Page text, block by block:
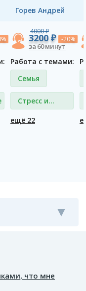
Горев Андрей
4000 ₽
3200 ₽ -20%
за 60 минут
Работа с темами:
Семья
Стресс и
депрессия
ещё 22
что мне